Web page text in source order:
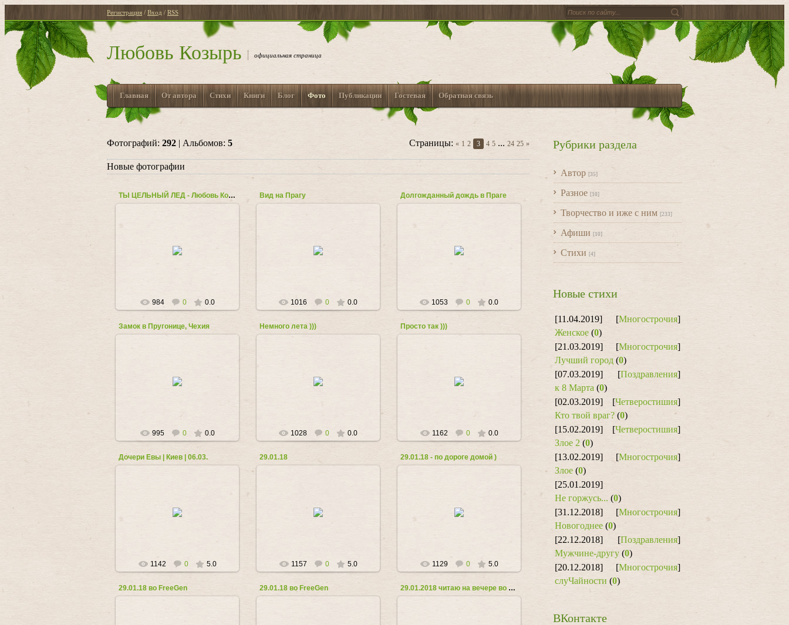
Регистрация / Вход / RSS
Любовь Козырь официальная страница
Главная От автора Стихи Книги Блог Фото Публикации Гостевая Обратная связь
Фотографий: 292 | Альбомов: 5 Страницы: « 1 2 3 4 5 ... 24 25 »
Новые фотографии
ТЫ ЦЕЛЬНЫЙ ЛЕД - Любовь Козырь
984 0 0.0
Вид на Прагу
1016 0 0.0
Долгожданный дождь в Праге
1053 0 0.0
Замок в Пругонице, Чехия
995 0 0.0
Немного лета )))
1028 0 0.0
Просто так )))
1162 0 0.0
Дочери Евы | Киев | 06.03.
1142 0 5.0
29.01.18
1157 0 5.0
29.01.18 - по дороге домой )
1129 0 5.0
29.01.18 во FreeGen 29.01.18 во FreeGen 29.01.2018 читаю на вечере во FreeGen
Рубрики раздела
Автор [35]
Разное [10]
Творчество и иже с ним [233]
Афиши [10]
Стихи [4]
Новые стихи
[11.04.2019] [Многострочия]
Женское (0)
[21.03.2019]
[Многострочия]
Лучший город (0)
[07.03.2019]
[Поздравления]
к 8 Марта (0)
[02.03.2019]
[Четверостишия]
Кто твой враг? (0)
[15.02.2019]
[Четверостишия]
Злое 2 (0)
[13.02.2019]
[Многострочия]
Злое (0)
[25.01.2019]
Не горжусь... (0)
[31.12.2018]
[Многострочия]
Новогоднее (0)
[22.12.2018]
[Поздравления]
Мужчине-другу (0)
[20.12.2018]
[Многострочия]
слуЧайности (0)
ВКонтакте